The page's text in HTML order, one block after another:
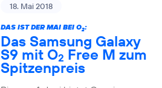
18. Mai 2018
DAS IST DER MAI BEI O2:
Das Samsung Galaxy
S9 mit O2 Free M zum
Spitzenpreis